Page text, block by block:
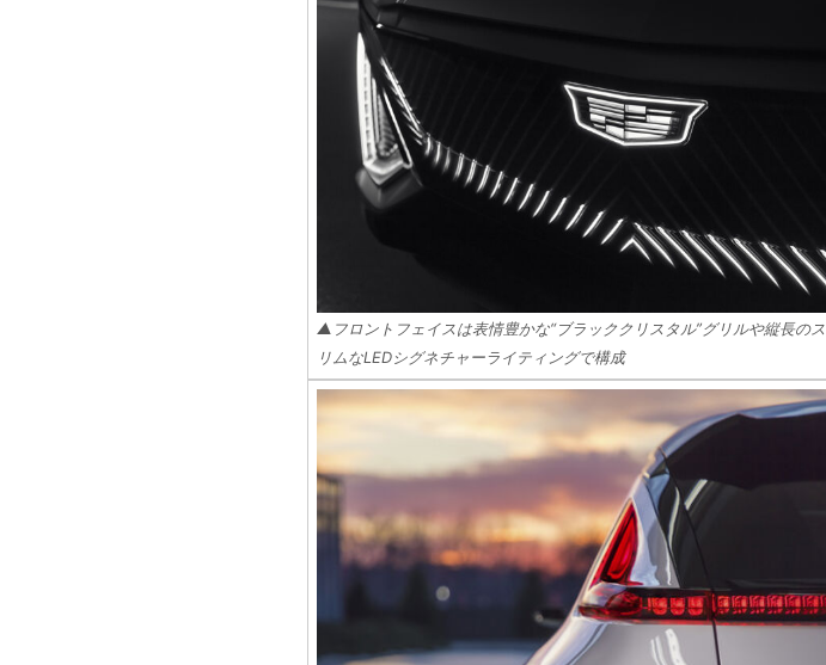
▲フロントフェイスは表情豊かな“ブラッククリスタル”グリルや縦長のス
リムなLEDシグネチャーライティングで構成